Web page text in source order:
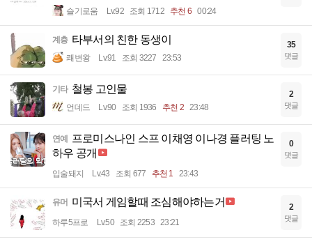
슬기로움 Lv.92 조회 1712 추천 6 00:24
계층 타부서의 친한 동생이
쾌변왕 Lv.91 조회 3227 23:53
35
댓글
기타 철봉 고인물
언데드 Lv.90 조회 1936 추천 2 23:48
2
댓글
연예 프로미스나인 스프 이채영 이나경 플러팅 노
하우 공개
입술돼지 Lv.43 조회 677 추천 1 23:43
0
댓글
유머 미국서 게임할때 조심해야하는거
하루5프로 Lv.50 조회 2253 23:21
2
댓글